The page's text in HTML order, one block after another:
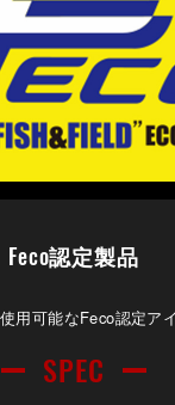
Feco認定製品
用可能なFeco認定ア
SPEC